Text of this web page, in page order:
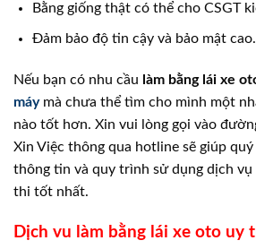
Bằng giống thật có thể cho CSGT
Đảm bảo độ tin cậy và bảo mật cao.
Nếu bạn có nhu cầu làm bằng lái xe
máymà chưa thể tìm cho mình một
nào tốt hơn. Xin vui lòng gọi vào
Xin Việc thông qua hotline sẽ giúp
thông tin và quy trình sử dụng dịch vụ
thi tốt nhất.
Dịch vu làm bằng lái xe oto uy